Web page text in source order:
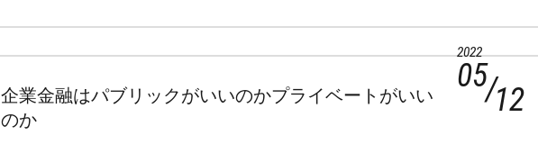
2022
05
12
企業金融はパブリックがいいのかプライベートがいい
のか